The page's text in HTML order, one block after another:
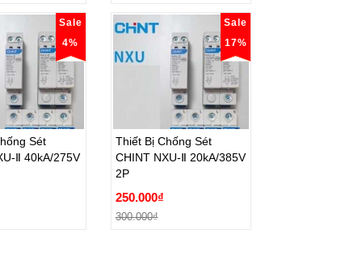
Sale
4%
Sét
Ⅱ 40kA/275V
Sét
Ⅱ 40kA/275V
Sale
17%
Thiết Bị Chống Sét
CHINT NXU-Ⅱ 20kA/385V
2P
250.000₫
300.000₫
Thiết Bị Chống Sét
CHINT NXU-Ⅱ 20kA/385V
2P
250.000₫
300.000₫
Đặt hàng